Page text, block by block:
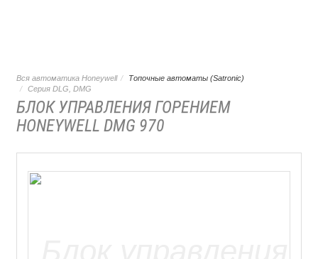
Вся автоматика Honeywell
Топочные автоматы (Satronic)
Серия DLG, DMG
БЛОК УПРАВЛЕНИЯ ГОРЕНИЕМ
HONEYWELL DMG 970